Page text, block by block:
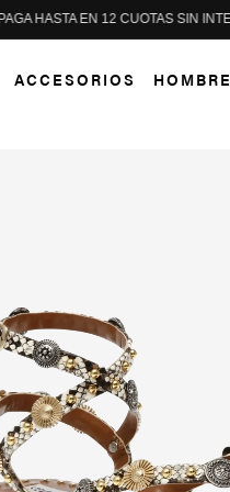
PAGA HASTA EN 12 CUOTAS
ACCESORIOS